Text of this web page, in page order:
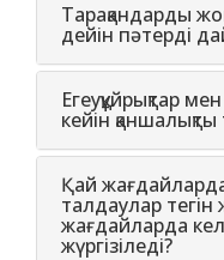
Тарақандарды
дейін пәтерді
Егеуқұйрықтар
кейін
Қай
талдаулар тегін
жағдайларда
жүргізіледі?